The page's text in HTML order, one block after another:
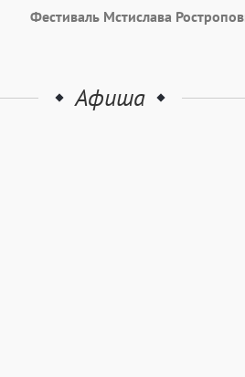
Фестиваль Мстислава
Афиша